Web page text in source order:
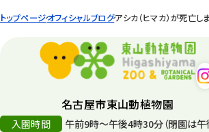
トップページオフィシャルブログアシカ（ヒマカ）が死亡し
平和公園
再生
名古屋市東山動植物園
入園時間
午前9時～午後4時30分（閉園は午